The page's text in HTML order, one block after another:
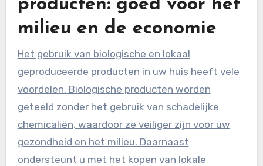
producten: goed voor het
milieu en de economie
Het gebruik van biologische en lokaal
geproduceerde producten in uw huis heeft vele
voordelen. Biologische producten worden
geteeld zonder het gebruik van schadelijke
chemicaliën, waardoor ze veiliger zijn voor uw
gezondheid en het milieu. Daarnaast
ondersteunt u met het kopen van lokale